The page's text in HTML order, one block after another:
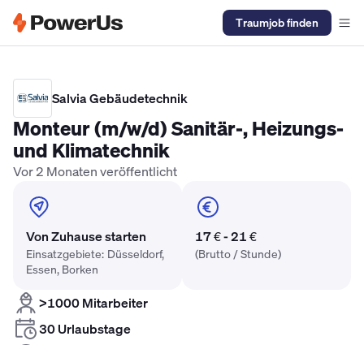
Traumjob finden
Salvia Gebäudetechnik
Monteur (m/w/d) Sanitär-, Heizungs-
und Klimatechnik
Vor 2 Monaten veröffentlicht
Von Zuhause starten
Einsatzgebiete: Düsseldorf,
Essen, Borken
17 € - 21 €
(Brutto / Stunde)
>1000 Mitarbeiter
30 Urlaubstage